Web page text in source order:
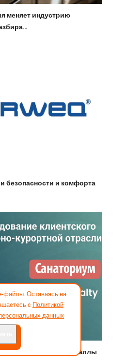
меняет индустрию
безопасности и комфорта
санаториях: высокие баллы
файлы. Оставаясь на
с Политикой
данных